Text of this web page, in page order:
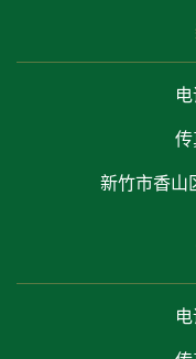
传
新竹市香山